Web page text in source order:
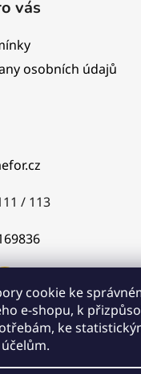
cookie ke
e-shopu, k
ke
vás
osobních údajů
/ 113